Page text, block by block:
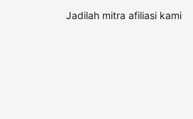
Jadilah mitra afiliasi kami